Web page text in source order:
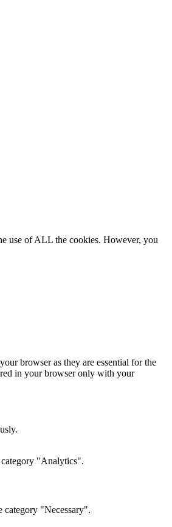
use of ALL the cookies. However, you
browser as they are essential for the
in your browser only with your
category "Analytics".
category "Necessary".